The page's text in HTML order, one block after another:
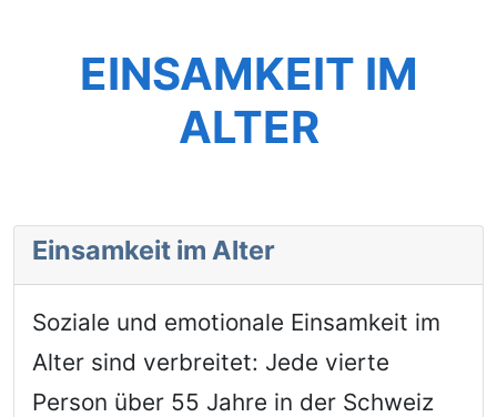
EINSAMKEIT IM
ALTER
Einsamkeit im Alter
Soziale und emotionale Einsamkeit im
Alter sind verbreitet: Jede vierte
Person über 55 Jahre in der Schweiz